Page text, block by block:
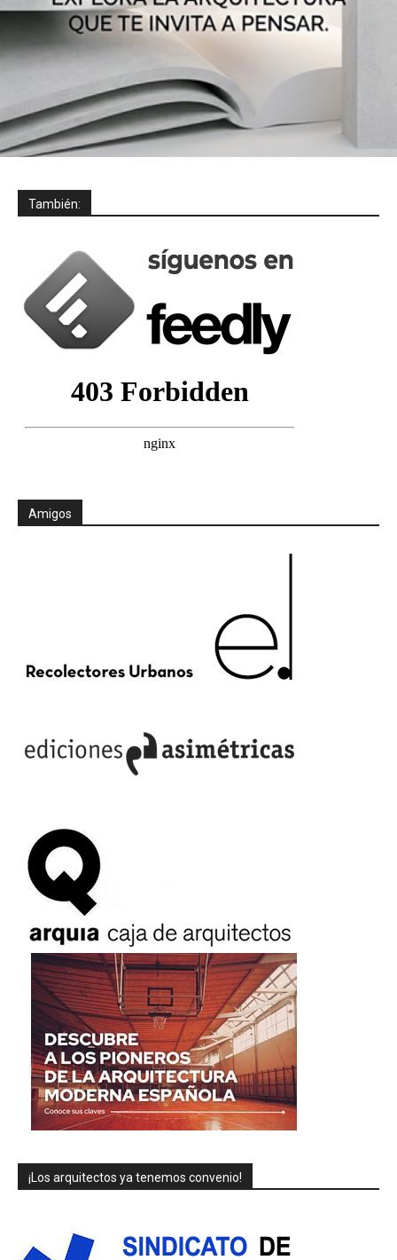
También:
Amigos
¡Los arquitectos ya tenemos convenio!